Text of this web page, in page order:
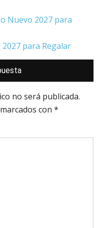
Nuevo 2027 para
para Regalar
no será publicada.
con*